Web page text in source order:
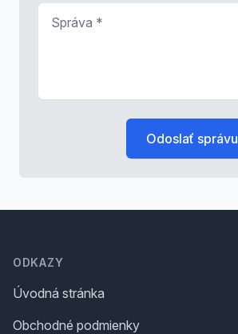
Odoslať správu
ODKAZY
Úvodná stránka
Obchodné podmienky